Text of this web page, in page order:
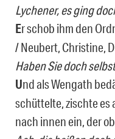
Lychener, es ging
Er schob ihm den
/ Neubert, Christine,
Haben Sie doch
Und als Wengath
schüttelte, zischte es
nach innen ein, der